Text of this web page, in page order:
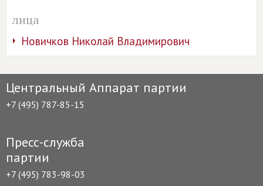
лица
Новичков Николай Владимирович
Центральный Аппарат партии
+7 (495) 787-85-15
Пресс-служба
партии
+7 (495) 783-98-03